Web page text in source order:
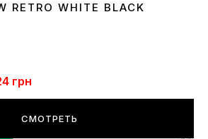
4445
RETRO WHITE BLACK
грн
СМОТРЕТЬ